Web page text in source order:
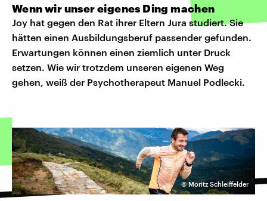
Wenn wir unser eigenes Ding machen
Joy hat gegen den Rat ihrer Eltern Jura studiert. Sie
hätten einen Ausbildungsberuf passender gefunden.
Erwartungen können einen ziemlich unter Druck
setzen. Wie wir trotzdem unseren eigenen Weg
gehen, weiß der Psychotherapeut Manuel Podlecki.
©Moritz Schleiffelder